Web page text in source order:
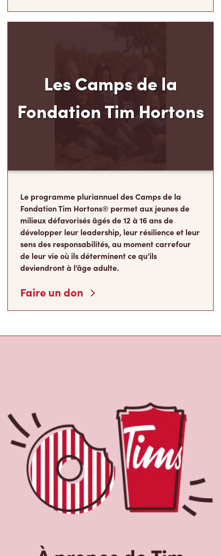
Fondation Tim Hortons
Le programme pluriannuel des Camps de la
milieux défavorisés âgés de 12 à 16 ans de
développer leur leadership, leur résilience et leur
sens des responsabilités, au moment carrefour
de leur vie où ils déterminent ce qu’ils
deviendront à l’âge adulte.
Faire un don